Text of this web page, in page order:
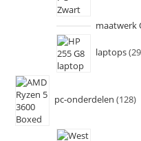
maatwerk
laptops 29
pc-onderdelen 128